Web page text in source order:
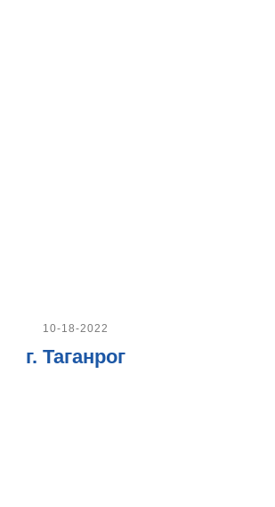
10-18-2022
г. Таганрог